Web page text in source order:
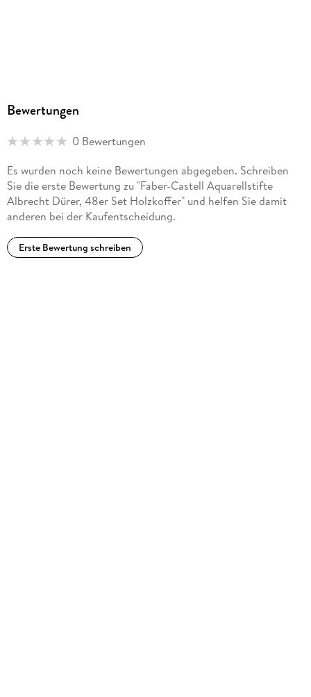
Bewertungen
0 Bewertungen
Es wurden noch keine Bewertungen abgegeben. Schreiben
Sie die erste Bewertung zu "Faber-Castell Aquarellstifte
Albrecht Dürer, 48er Set Holzkoffer" und helfen Sie damit
anderen bei der Kaufentscheidung.
Erste Bewertung schreiben